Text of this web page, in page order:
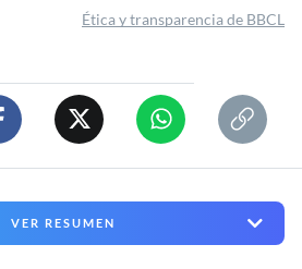
Ética y transparencia de BBCL
VER RESUMEN